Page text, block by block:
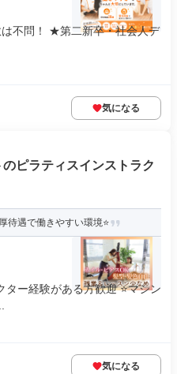
不問！ ★第二新卒・社会人デ
気になる
ピラティスインストラク
待遇で働きやすい環境⭐
ター経験がある方歓迎 ⭐マシン
気になる